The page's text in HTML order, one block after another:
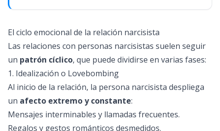
El ciclo emocional de la relación narcisista
Las relaciones con personas narcisistas suelen seguir
un patrón cíclico, que puede dividirse en varias fases:
1. Idealización o Lovebombing
Al inicio de la relación, la persona narcisista despliega
un afecto extremo y constante:
Mensajes interminables y llamadas frecuentes.
Regalos y gestos románticos desmedidos.